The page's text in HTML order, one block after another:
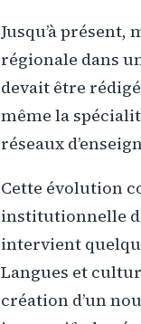
Jusqu’à
régionale dans
devait être
même la
réseaux
Cette évolution
institutionnelle
intervient
Langues et
création d’un